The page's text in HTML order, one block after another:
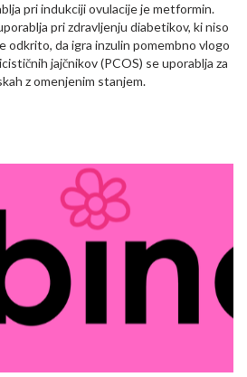
pri indukciji ovulacije je metformin.
pri zdravljenju diabetikov, ki niso
odkrito, da igra inzulin pomembno vlogo
jajčnikov (PCOS) se uporablja za
z omenjenim stanjem.